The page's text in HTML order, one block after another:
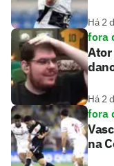
Há 2
fora
Ator
Há 2
fora
na